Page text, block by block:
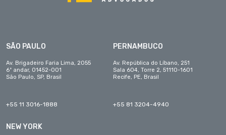
SÃO PAULO
Av. Brigadeiro Faria Lima, 2055
6º andar, 01452-001
São Paulo, SP, Brasil
+55 11 3016-1888
PERNAMBUCO
Av. República do Líbano, 251
Sala 604, Torre 2, 51110-1601
Recife, PE, Brasil
+55 81 3204-4940
NEW YORK